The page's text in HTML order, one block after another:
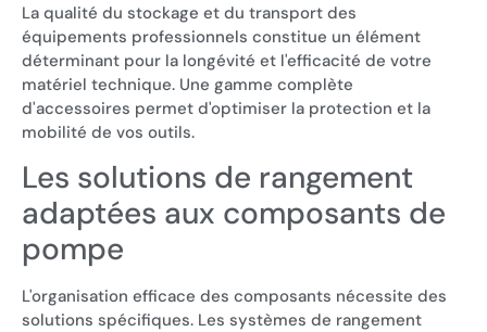
La qualité du stockage et du transport des
équipements professionnels constitue un élément
déterminant pour la longévité et l'efficacité de votre
matériel technique. Une gamme complète
d'accessoires permet d'optimiser la protection et la
mobilité de vos outils.
Les solutions de rangement
adaptées aux composants de
pompe
L'organisation efficace des composants nécessite des
solutions spécifiques. Les systèmes de rangement